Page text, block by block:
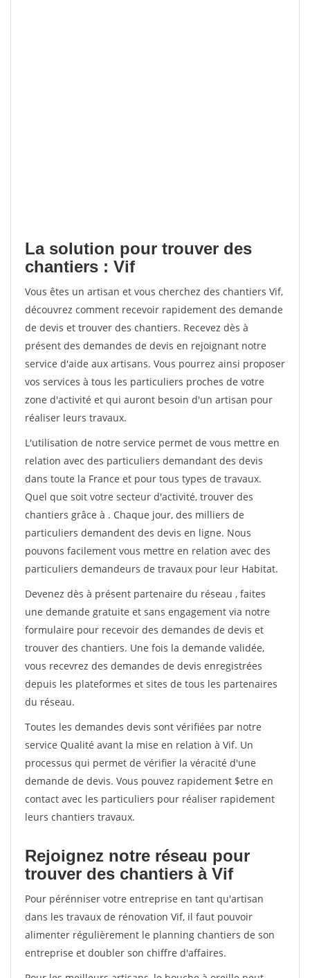
La solution pour trouver des
chantiers : Vif
Vous êtes un artisan et vous cherchez des chantiers Vif,
découvrez comment recevoir rapidement des demande
de devis et trouver des chantiers. Recevez dès à
présent des demandes de devis en rejoignant notre
service d'aide aux artisans. Vous pourrez ainsi proposer
vos services à tous les particuliers proches de votre
zone d'activité et qui auront besoin d'un artisan pour
réaliser leurs travaux.
L'utilisation de notre service permet de vous mettre en
relation avec des particuliers demandant des devis
dans toute la France et pour tous types de travaux.
Quel que soit votre secteur d'activité, trouver des
chantiers grâce à . Chaque jour, des milliers de
particuliers demandent des devis en ligne. Nous
pouvons facilement vous mettre en relation avec des
particuliers demandeurs de travaux pour leur Habitat.
Devenez dès à présent partenaire du réseau , faites
une demande gratuite et sans engagement via notre
formulaire pour recevoir des demandes de devis et
trouver des chantiers. Une fois la demande validée,
vous recevrez des demandes de devis enregistrées
depuis les plateformes et sites de tous les partenaires
du réseau.
Toutes les demandes devis sont vérifiées par notre
service Qualité avant la mise en relation à Vif. Un
processus qui permet de vérifier la véracité d'une
demande de devis. Vous pouvez rapidement $etre en
contact avec les particuliers pour réaliser rapidement
leurs chantiers travaux.
Rejoignez notre réseau pour
trouver des chantiers à Vif
Pour pérénniser votre entreprise en tant qu'artisan
dans les travaux de rénovation Vif, il faut pouvoir
alimenter régulièrement le planning chantiers de son
entreprise et doubler son chiffre d'affaires.